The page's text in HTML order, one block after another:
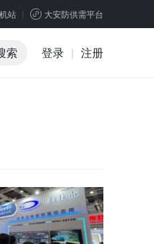
站 大安防供需平台
索 登录 | 注册